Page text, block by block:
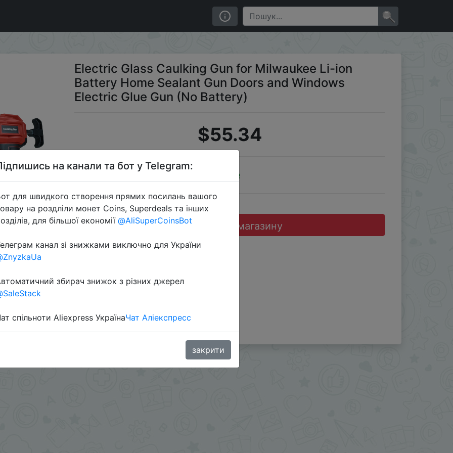
Home Sealant Gun Doors and Windows Electric Glue Gun (No Battery)
Electric Glass Caulking Gun for Milwaukee Li-ion
Battery Home Sealant Gun Doors and Windows
Electric Glue Gun (No Battery)
$55.34
Sale
Перейти до магазину
%2B8jHVizJO6XY3M2Qy
на канали та бот у Telegram:
для швидкого створення прямих посилань вашого
на роздліли монет Coins, Superdeals та інших
для більшої економії @AliSuperCoinsBot
канал зі знижками виключно для України
збирач знижок з різних джерел
спільноти Aliexpress УкраїнаЧат Аліекспресс
закрити